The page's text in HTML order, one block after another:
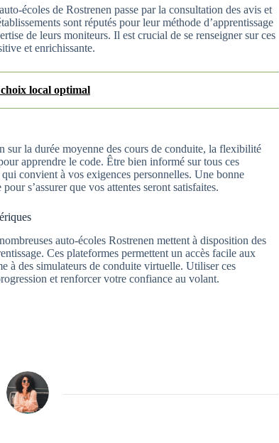
écoles de Rostrenen passe par la consultation des avis et
sont réputés pour leur méthode d’apprentissage
de leurs moniteurs. Il est crucial de se renseigner sur ces
et enrichissante.
local optimal
sur la durée moyenne des cours de conduite, la flexibilité
apprendre le code. Être bien informé sur tous ces
convient à vos exigences personnelles. Une bonne
s’assurer que vos attentes seront satisfaites.
auto-écoles Rostrenen mettent à disposition des
Ces plateformes permettent un accès facile aux
à des simulateurs de conduite virtuelle. Utiliser ces
et renforcer votre confiance au volant.